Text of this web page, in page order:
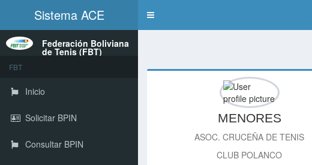
Sistema ACE
Toggle
Federación Boliviana
de Tenis (FBT)
FBT
Inicio
Solicitar BPIN
Consultar BPIN
MENORES
ASOC. CRUCEÑA DE TENIS
CLUB POLANCO